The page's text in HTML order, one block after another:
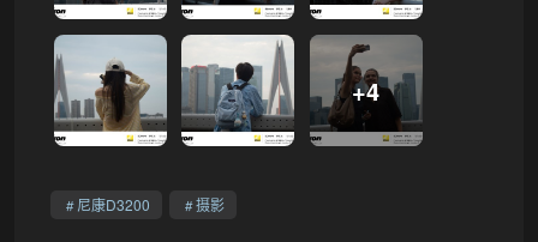
+4
尼康D3200 摄影